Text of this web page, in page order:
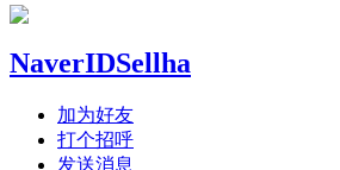
NaverIDSellha
加为好友
打个招呼
发送消息